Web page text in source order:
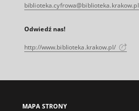
biblioteka.cyfrowa@biblioteka.krakow.pl
Odwiedź nas!
http://www.biblioteka.krakow.pl/
MAPA STRONY